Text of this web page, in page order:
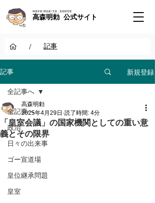
神道学者 / 歴史家 / 天皇・皇室研究者
高森明勅 公式サイト
/ 記事
記事 新規登録
全記事へ
政治
日々の出来事
ゴー宣道場
皇位継承問題
皇室
全記事へ
「皇室会議」の国家機関としての重い意
義とその限界
高森明勅
2025年4月29日 読了時間: 4分